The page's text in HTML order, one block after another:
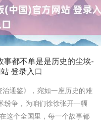
事都不单是是历史的尘埃-
登录入口
治通鉴》，宛如一座历史的难
纷争，为咱们徐徐张开一幅
这个全国里，每一个故事都